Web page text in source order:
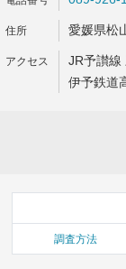
愛媛県松
JR予讃線
伊予鉄道
調査方法